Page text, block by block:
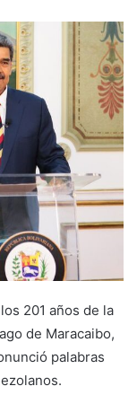
201 años de la
de Maracaibo,
palabras